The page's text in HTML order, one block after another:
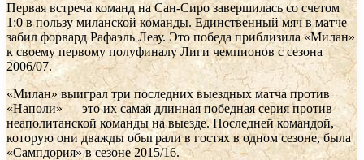
Первая встреча команд на Сан-Сиро завершилась со счетом
1:0 в пользу миланской команды. Единственный мяч в матче
забил форвард Рафаэль Леау. Это победа приблизила «Милан»
к своему первому полуфиналу Лиги чемпионов с сезона
2006/07.
«Милан» выиграл три последних выездных матча против
«Наполи» — это их самая длинная победная серия против
неаполитанской команды на выезде. Последней командой,
которую они дважды обыграли в гостях в одном сезоне, была
«Сампдория» в сезоне 2015/16.